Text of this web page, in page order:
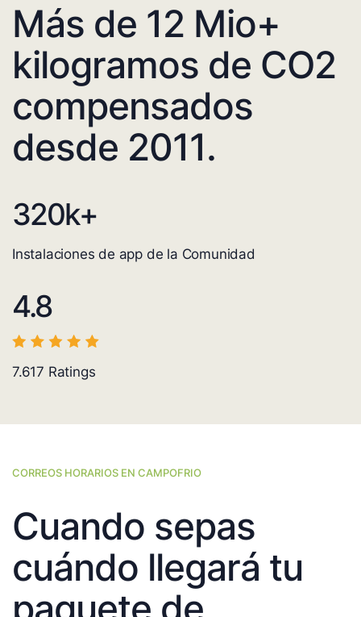
Más de 12 Mio+
kilogramos de CO2
compensados
desde 2011.
320k+
Instalaciones de app de la Comunidad
4.8
7.617 Ratings
CORREOS HORARIOS EN CAMPOFRIO
Cuando sepas
cuándo llegará tu